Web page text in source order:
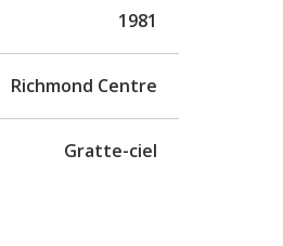
1981
Richmond Centre
Gratte-ciel